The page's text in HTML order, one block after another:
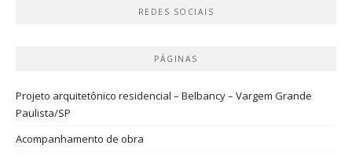
REDES SOCIAIS
PÁGINAS
Projeto arquitetônico residencial – Belbancy – Vargem Grande
Paulista/SP
Acompanhamento de obra